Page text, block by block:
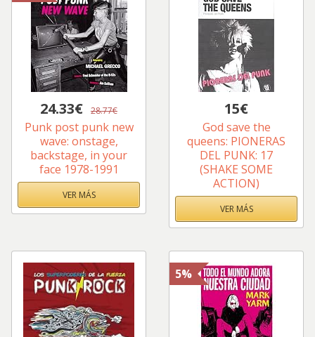
24.33€ 28.77€
Punk post punk new
wave: onstage,
backstage, in your
face 1978-1991
VER MÁS
15€
God save the
queens: PIONERAS
DEL PUNK: 17
(SHAKE SOME
ACTION)
VER MÁS
5%